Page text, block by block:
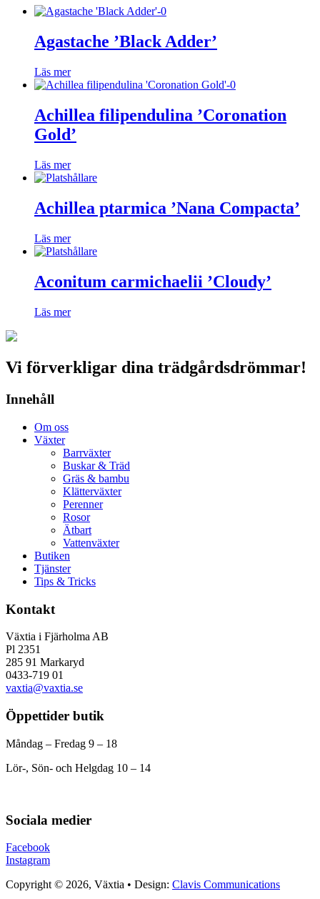
Agastache ’Black Adder’
Läs mer
Achillea filipendulina ’Coronation
Gold’
Läs mer
Achillea ptarmica ’Nana Compacta’
Läs mer
Aconitum carmichaelii ’Cloudy’
Läs mer
Vi förverkligar dina trädgårdsdrömmar!
Innehåll
Om oss
Växter
Barrväxter
Buskar & Träd
Gräs & bambu
Klätterväxter
Perenner
Rosor
Ätbart
Vattenväxter
Butiken
Tjänster
Tips & Tricks
Kontakt
Växtia i Fjärholma AB
Pl 2351
285 91 Markaryd
0433-719 01
vaxtia@vaxtia.se
Öppettider butik
Måndag – Fredag 9 – 18
Lör-, Sön- och Helgdag 10 – 14
Sociala medier
Facebook
Instagram
Copyright © 2026, Växtia • Design: Clavis Communications